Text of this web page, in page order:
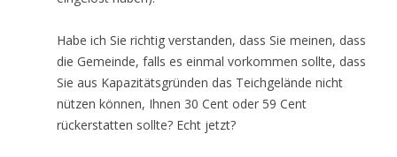
Habe ich Sie richtig verstanden, dass Sie meinen, dass
die Gemeinde, falls es einmal vorkommen sollte, dass
Sie aus Kapazitätsgründen das Teichgelände nicht
nützen können, Ihnen 30 Cent oder 59 Cent
rückerstatten sollte? Echt jetzt?